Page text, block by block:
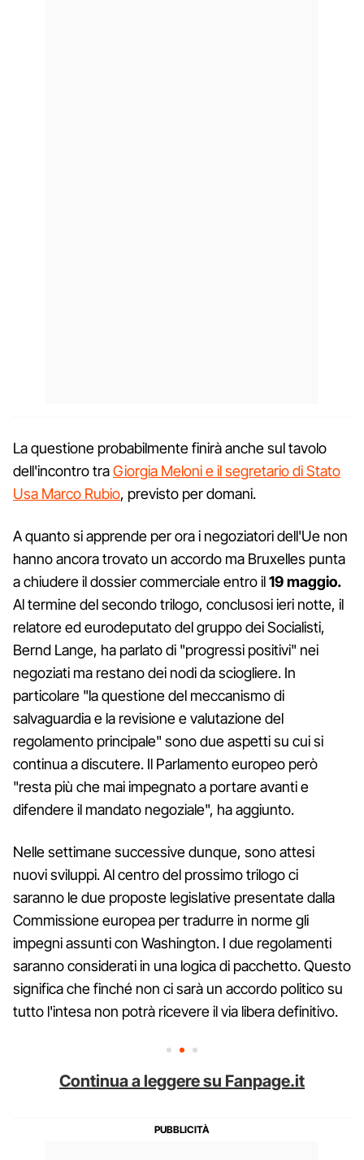
La questione probabilmente finirà anche sul tavolo
dell'incontro traGiorgia Meloni e il segretario di Stato
Usa Marco Rubio, previsto per domani.
A quanto si apprende per ora i negoziatori dell'Ue non
hanno ancora trovato un accordo ma Bruxelles punta
a chiudere il dossier commerciale entro il19 maggio.
Al termine del secondo trilogo, conclusosi ieri notte, il
relatore ed eurodeputato del gruppo dei Socialisti,
Bernd Lange, ha parlato di "progressi positivi" nei
negoziati ma restano dei nodi da sciogliere. In
particolare "la questione del meccanismo di
salvaguardia e la revisione e valutazione del
regolamento principale" sono due aspetti su cui si
continua a discutere. Il Parlamento europeo però
"resta più che mai impegnato a portare avanti e
difendere il mandato negoziale", ha aggiunto.
Nelle settimane successive dunque, sono attesi
nuovi sviluppi. Al centro del prossimo trilogo ci
saranno le due proposte legislative presentate dalla
Commissione europea per tradurre in norme gli
impegni assunti con Washington. I due regolamenti
saranno considerati in una logica di pacchetto. Questo
significa che finché non ci sarà un accordo politico su
tutto l'intesa non potrà ricevere il via libera definitivo.
Continua a leggere su Fanpage.it